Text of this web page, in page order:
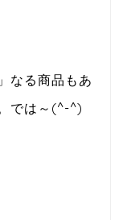
なる商品もあ
では～(^-^)